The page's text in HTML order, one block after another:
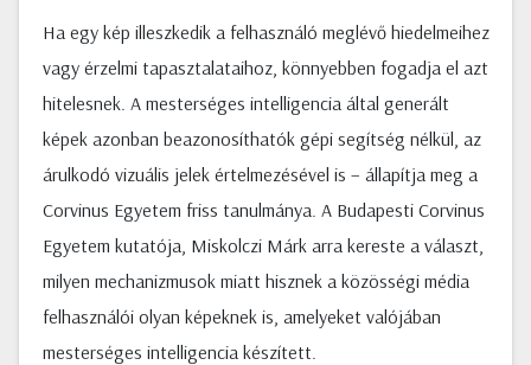
Ha egy kép illeszkedik a felhasználó meglévő hiedelmeihez
vagy érzelmi tapasztalataihoz, könnyebben fogadja el azt
hitelesnek. A mesterséges intelligencia által generált
képek azonban beazonosíthatók gépi segítség nélkül, az
árulkodó vizuális jelek értelmezésével is – állapítja meg a
Corvinus Egyetem friss tanulmánya. A Budapesti Corvinus
Egyetem kutatója, Miskolczi Márk arra kereste a választ,
milyen mechanizmusok miatt hisznek a közösségi média
felhasználói olyan képeknek is, amelyeket valójában
mesterséges intelligencia készített.